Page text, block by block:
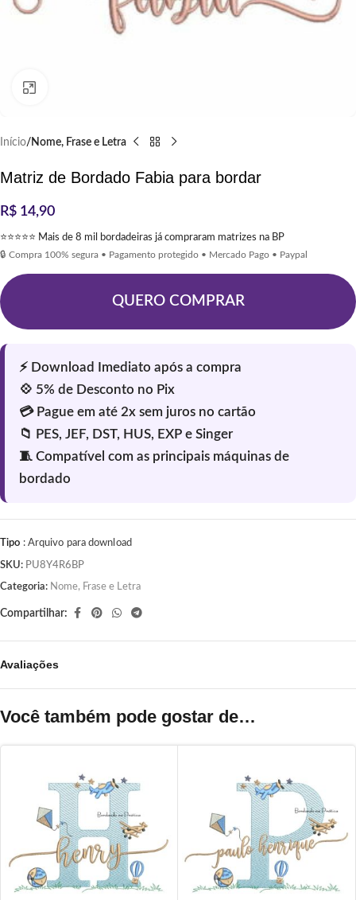
Início Nome, Frase e Letra
Matriz de Bordado Fabia para bordar
R$ 14,90
⭐⭐⭐⭐⭐ Mais de 8 mil bordadeiras já compraram matrizes na BP
🔒 Compra 100% segura • Pagamento protegido • Mercado Pago • Paypal
QUERO COMPRAR
Tipo : Arquivo para download
SKU: PU8Y4R6BP
Categoria: Nome, Frase e Letra
Compartilhar:
Avaliações
Você também pode gostar de…